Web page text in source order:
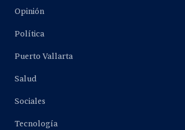
Opinión
Política
Puerto Vallarta
Salud
Sociales
Tecnología